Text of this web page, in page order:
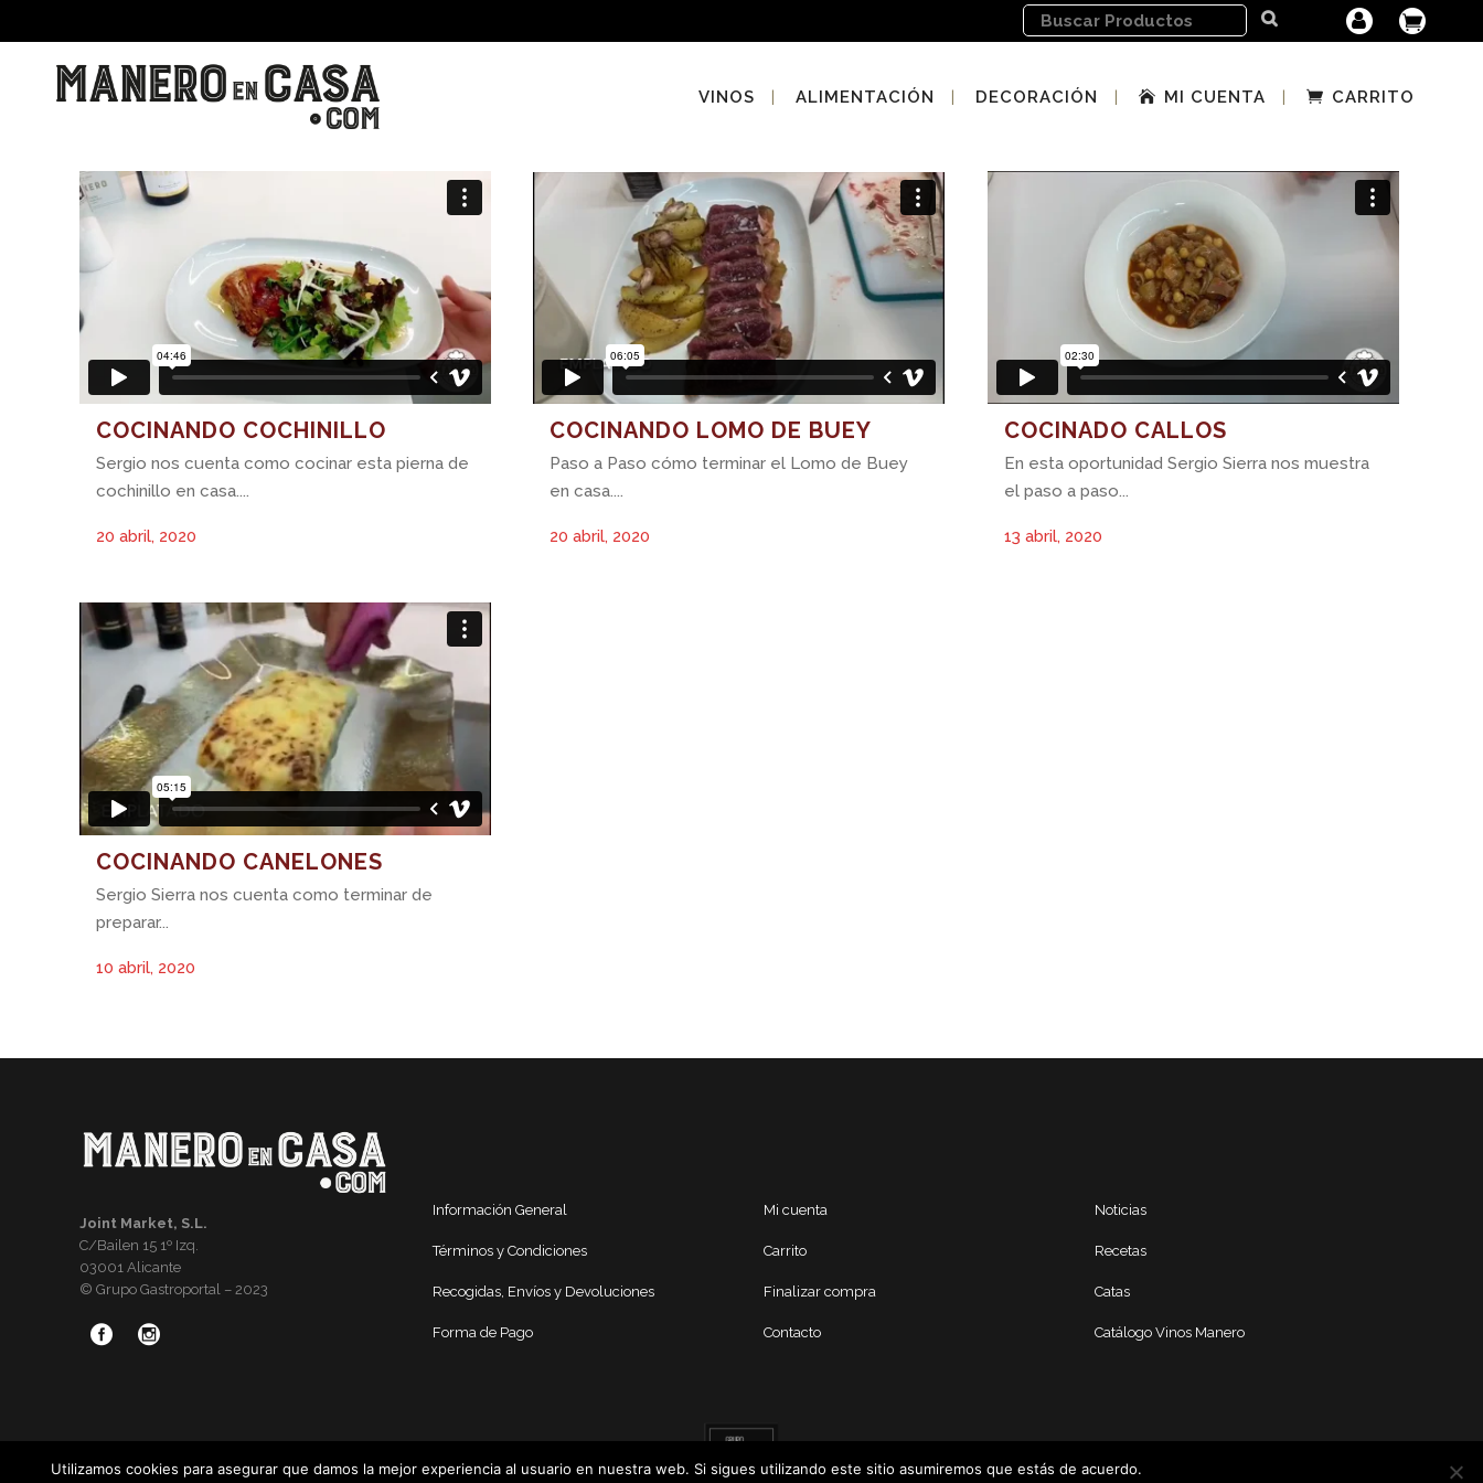
VINOS ALIMENTACIÓN DECORACIÓN MI CUENTA CARRITO
COCINANDO COCHINILLO
Sergio nos cuenta como cocinar esta pierna de
cochinillo en casa....
20 abril, 2020
COCINANDO LOMO DE BUEY
Paso a Paso cómo terminar el Lomo de Buey
en casa....
20 abril, 2020
COCINADO CALLOS
En esta oportunidad Sergio Sierra nos muestra
el paso a paso...
13 abril, 2020
COCINANDO CANELONES
Sergio Sierra nos cuenta como terminar de
preparar...
10 abril, 2020
Joint Market, S.L.
C/Bailen 15 1º Izq.
03001 Alicante
© Grupo Gastroportal – 2023
Información General
Términos y Condiciones
Recogidas, Envíos y Devoluciones
Forma de Pago
Mi cuenta
Carrito
Finalizar compra
Contacto
Noticias
Recetas
Catas
Catálogo Vinos Manero
Utilizamos cookies para asegurar que damos la mejor experiencia al usuario en nuestra web. Si sigues utilizando este sitio asumiremos que estás de acuerdo.